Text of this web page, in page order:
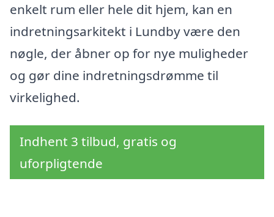
enkelt rum eller hele dit hjem, kan en
indretningsarkitekt i Lundby være den
nøgle, der åbner op for nye muligheder
og gør dine indretningsdrømme til
virkelighed.
Indhent 3 tilbud, gratis og
uforpligtende